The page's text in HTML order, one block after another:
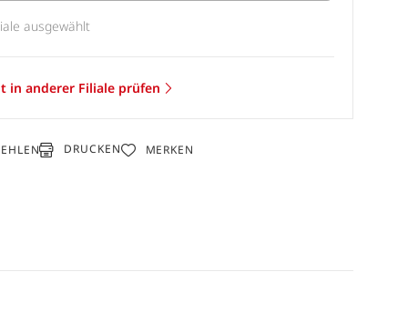
ausgewählt
in anderer Filiale prüfen
DRUCKEN MERKEN